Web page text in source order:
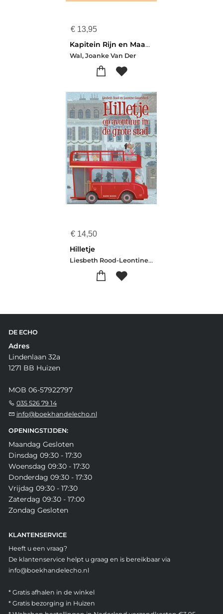
€ 13,95
Kapitein Rijn en Maas Haas | Actieprentenboek - Actieweek Christelijke Kinderboeken 2025
Wal, Joanke Van Der
€ 14,50
Hilletje
Liesbeth Rood-Leontine Gaasenbeek
DE ECHO
Adres
Lindenlaan 32a
1271 BB Huizen
MOB 06-57922797
035 526 79 14
info@boekhandelecho.nl
OPENINGSTIJDEN:
Maandag Gesloten
Dinsdag 09:30 - 17:30
Woensdag 09:30 - 17:30
Donderdag 09:30 - 17:30
Vrijdag 09:30 - 17:30
Zaterdag 09:30 - 17:00
Zondag Gesloten
KLANTENSERVICE
Heeft u een vraag?
De klantenservice helpt u graag en is bereikbaar via
info@boekhandelecho.nl
* Gratis afhalen in de winkel
* Gratis bezorging in Huizen